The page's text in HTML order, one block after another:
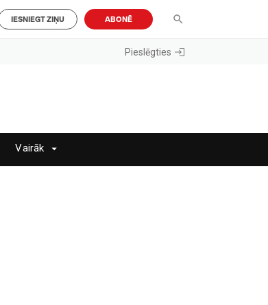
IESNIEGT ZIŅU ABONĒ
Pieslēgties
Vairāk